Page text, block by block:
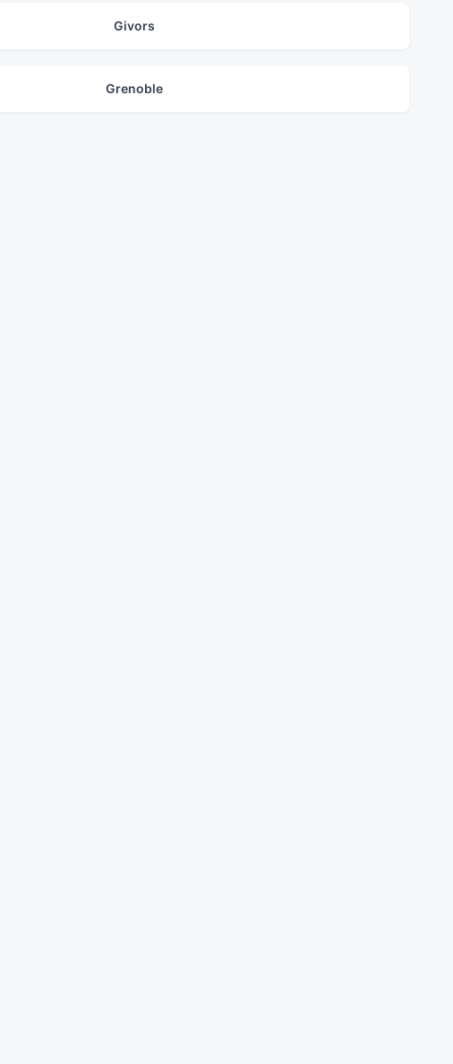
Givors
Grenoble